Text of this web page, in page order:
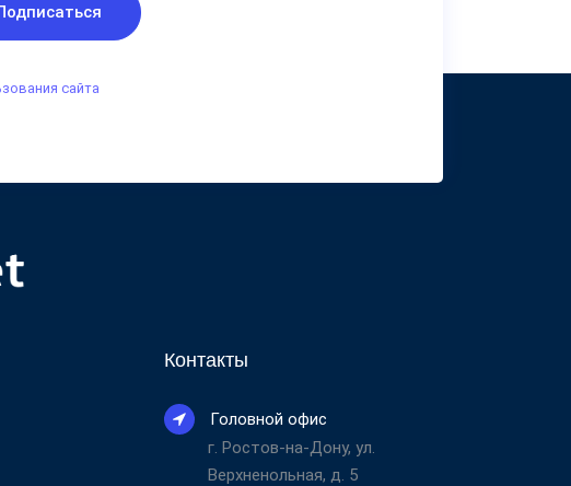
сайта
Контакты
Головной офис
г. Ростов-на-Дону, ул.
Верхненольная, д. 5